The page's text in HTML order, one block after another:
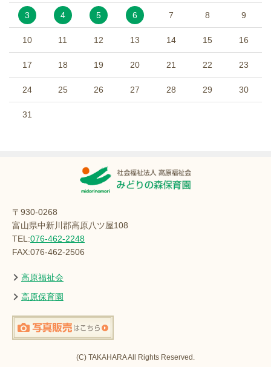
3 4 5 6 7 8 9
10 11 12 13 14 15 16
17 18 19 20 21 22 23
24 25 26 27 28 29 30
31
〒930-0268
富山県中新川郡高原八ツ屋108
TEL:076-462-2248
FAX:076-462-2506
高原福祉会
高原保育園
(C) TAKAHARA All Rights Reserved.